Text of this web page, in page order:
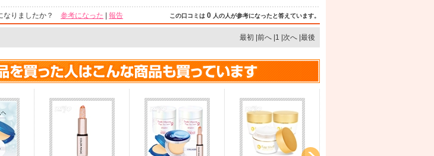
この口コミは 0 人の人が参考になったと答えています。
なりましたか？ 参考になった 報告
最初 |前へ |1 |次へ |最後